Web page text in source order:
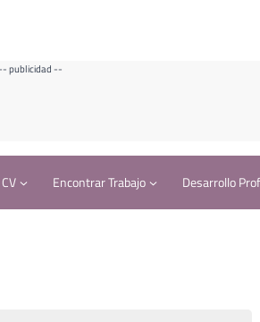
-- publicidad --
Encontrar Trabajo Desarrollo